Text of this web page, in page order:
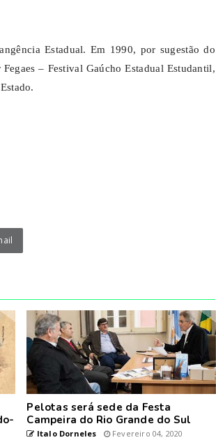
Estadual. Em 1990, por sugestão do
– Festival Gaúcho Estadual Estudantil,
Pelotas será sede da Festa
Campeira do Rio Grande do Sul
Italo Dorneles Fevereiro 04, 2020